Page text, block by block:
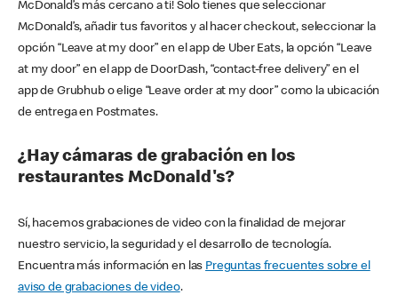
McDonald’s más cercano a ti! Solo tienes que seleccionar
McDonald’s, añadir tus favoritos y al hacer checkout, seleccionar la
opción “Leave at my door” en el app de Uber Eats, la opción “Leave
at my door” en el app de DoorDash, “contact-free delivery” en el
app de Grubhub o elige “Leave order at my door” como la ubicación
de entrega en Postmates.
¿Hay cámaras de grabación en los
restaurantes McDonald's?
Sí, hacemos grabaciones de video con la finalidad de mejorar
nuestro servicio, la seguridad y el desarrollo de tecnología.
Encuentra más información en las Preguntas frecuentes sobre el
aviso de grabaciones de video.